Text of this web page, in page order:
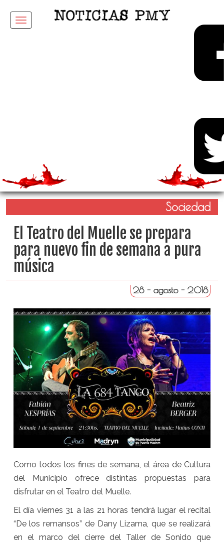
Menu
Sociedad
El Teatro del Muelle se prepara
para nuevo fin de semana a pura
música
28 - agosto - 2018
Como todos los fines de semana, el área de Cultura
del Municipio ofrece distintas propuestas para
disfrutar en el Teatro del Muelle.
El día viernes 31 a las 21 horas tendrá lugar el recital
“De los remansos” de Dany Lizama, que se realizará
en el marco del cierre del Taller de Sonido que